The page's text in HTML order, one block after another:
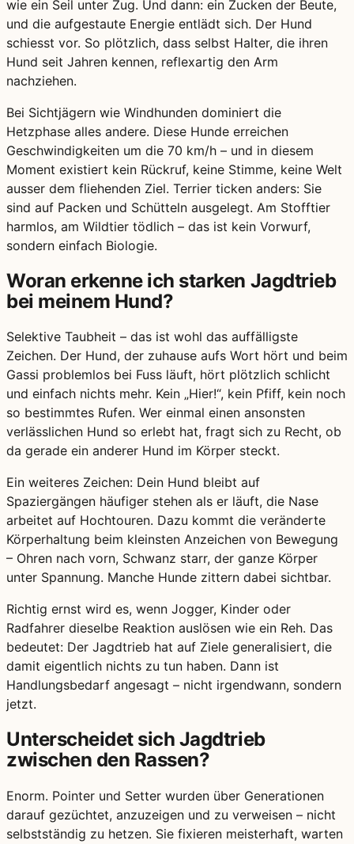
wie ein Seil unter Zug. Und dann: ein Zucken der Beute,
und die aufgestaute Energie entlädt sich. Der Hund
schiesst vor. So plötzlich, dass selbst Halter, die ihren
Hund seit Jahren kennen, reflexartig den Arm
nachziehen.
Bei Sichtjägern wie Windhunden dominiert die
Hetzphase alles andere. Diese Hunde erreichen
Geschwindigkeiten um die 70 km/h – und in diesem
Moment existiert kein Rückruf, keine Stimme, keine Welt
ausser dem fliehenden Ziel. Terrier ticken anders: Sie
sind auf Packen und Schütteln ausgelegt. Am Stofftier
harmlos, am Wildtier tödlich – das ist kein Vorwurf,
sondern einfach Biologie.
Woran erkenne ich starken Jagdtrieb
bei meinem Hund?
Selektive Taubheit – das ist wohl das auffälligste
Zeichen. Der Hund, der zuhause aufs Wort hört und beim
Gassi problemlos bei Fuss läuft, hört plötzlich schlicht
und einfach nichts mehr. Kein „Hier!“, kein Pfiff, kein noch
so bestimmtes Rufen. Wer einmal einen ansonsten
verlässlichen Hund so erlebt hat, fragt sich zu Recht, ob
da gerade ein anderer Hund im Körper steckt.
Ein weiteres Zeichen: Dein Hund bleibt auf
Spaziergängen häufiger stehen als er läuft, die Nase
arbeitet auf Hochtouren. Dazu kommt die veränderte
Körperhaltung beim kleinsten Anzeichen von Bewegung
– Ohren nach vorn, Schwanz starr, der ganze Körper
unter Spannung. Manche Hunde zittern dabei sichtbar.
Richtig ernst wird es, wenn Jogger, Kinder oder
Radfahrer dieselbe Reaktion auslösen wie ein Reh. Das
bedeutet: Der Jagdtrieb hat auf Ziele generalisiert, die
damit eigentlich nichts zu tun haben. Dann ist
Handlungsbedarf angesagt – nicht irgendwann, sondern
jetzt.
Unterscheidet sich Jagdtrieb
zwischen den Rassen?
Enorm. Pointer und Setter wurden über Generationen
darauf gezüchtet, anzuzeigen und zu verweisen – nicht
selbstständig zu hetzen. Sie fixieren meisterhaft, warten